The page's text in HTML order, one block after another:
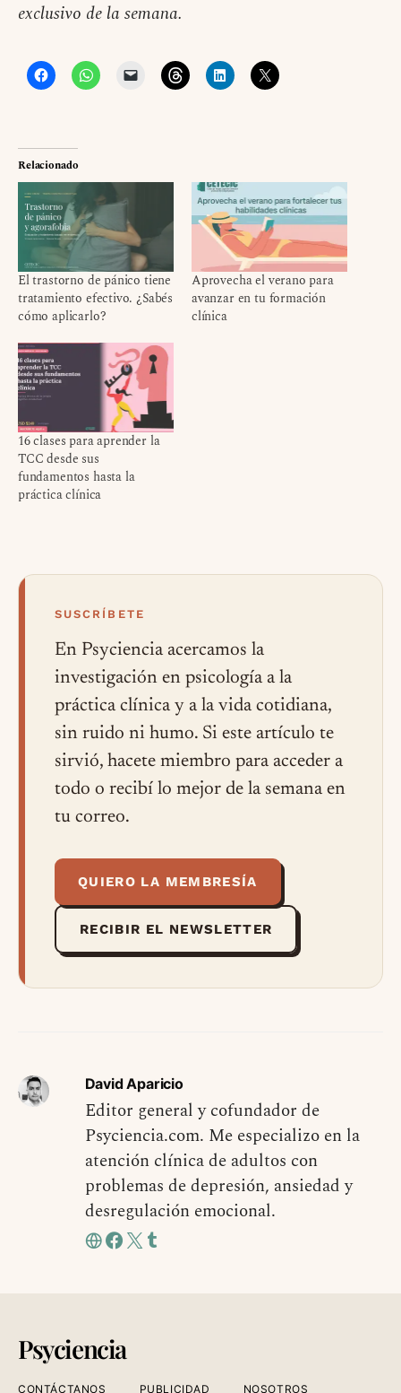
exclusivo de la semana.
Relacionado
El trastorno de pánico tiene
tratamiento efectivo. ¿Sabés
cómo aplicarlo?
Aprovecha el verano para
avanzar en tu formación
clínica
16 clases para aprender la
TCC desde sus
fundamentos hasta la
práctica clínica
SUSCRÍBETE
En Psyciencia acercamos la
investigación en psicología a la
práctica clínica y a la vida cotidiana,
sin ruido ni humo. Si este artículo te
sirvió, hacete miembro para acceder a
todo o recibí lo mejor de la semana en
tu correo.
QUIERO LA MEMBRESÍA
RECIBIR EL NEWSLETTER
David Aparicio
Editor general y cofundador de
Psyciencia.com. Me especializo en la
atención clínica de adultos con
problemas de depresión, ansiedad y
desregulación emocional.
Psyciencia
CONTÁCTANOS PUBLICIDAD NOSOTROS